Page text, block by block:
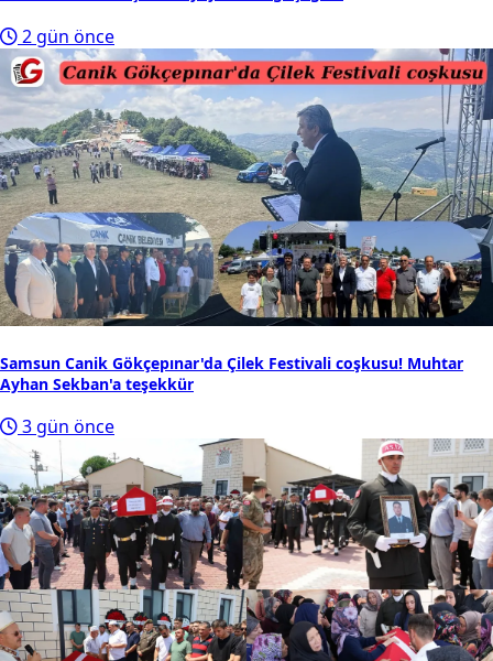
2 gün önce
Samsun Canik Gökçepınar'da Çilek Festivali coşkusu! Muhtar
Ayhan Sekban'a teşekkür
3 gün önce